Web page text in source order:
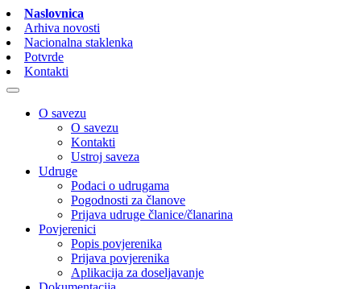
Naslovnica
Arhiva novosti
Nacionalna staklenka
Potvrde
Kontakti
O savezu
O savezu
Kontakti
Ustroj saveza
Udruge
Podaci o udrugama
Pogodnosti za članove
Prijava udruge članice/članarina
Povjerenici
Popis povjerenika
Prijava povjerenika
Aplikacija za doseljavanje